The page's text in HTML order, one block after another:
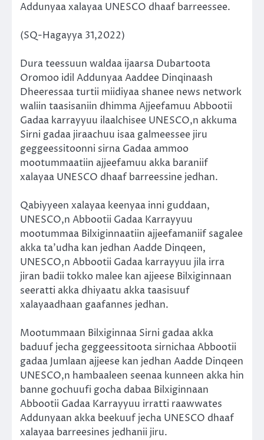
Addunyaa xalayaa UNESCO dhaaf barreessee.
(SQ-Hagayya 31,2022)
Dura teessuun waldaa ijaarsa Dubartoota
Oromoo idil Addunyaa Aaddee Dinqinaash
Dheeressaa turtii miidiyaa shanee news network
waliin taasisaniin dhimma Ajjeefamuu Abbootii
Gadaa karrayyuu ilaalchisee UNESCO,n akkuma
Sirni gadaa jiraachuu isaa galmeessee jiru
geggeessitoonni sirna Gadaa ammoo
mootummaatiin ajjeefamuu akka baraniif
xalayaa UNESCO dhaaf barreessine jedhan.
Qabiyyeen xalayaa keenyaa inni guddaan,
UNESCO,n Abbootii Gadaa Karrayyuu
mootummaa Bilxiginnaatiin ajjeefamaniif sagalee
akka ta’udha kan jedhan Aadde Dinqeen,
UNESCO,n Abbootii Gadaa karrayyuu jila irra
jiran badii tokko malee kan ajjeese Bilxiginnaan
seeratti akka dhiyaatu akka taasisuuf
xalayaadhaan gaafannes jedhan.
Mootummaan Bilxiginnaa Sirni gadaa akka
baduuf jecha geggeessitoota sirnichaa Abbootii
gadaa Jumlaan ajjeese kan jedhan Aadde Dinqeen
UNESCO,n hambaaleen seenaa kunneen akka hin
banne gochuufi gocha dabaa Bilxiginnaan
Abbootii Gadaa Karrayyuu irratti raawwates
Addunyaan akka beekuuf jecha UNESCO dhaaf
xalayaa barreesines jedhanii jiru.